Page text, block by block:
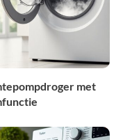
met